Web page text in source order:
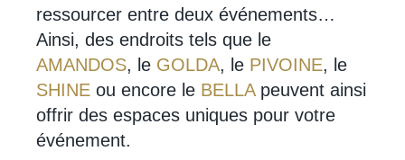
ressourcer entre deux événements…
Ainsi, des endroits tels que le
AMANDOS, le GOLDA, le PIVOINE, le
SHINE ou encore le BELLApeuvent ainsi
offrir des espaces uniques pour votre
événement.